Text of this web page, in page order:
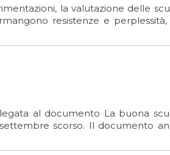
la valutazione delle
resistenze e
al documento La buona
scorso. Il documento